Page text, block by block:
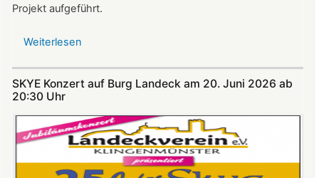
Projekt aufgeführt.
Weiterlesen
Theatersommer
Burg
Landeck
SKYE Konzert auf Burg Landeck am 20. Juni 2026 ab
20:30 Uhr​​​​​​​​​​​​​​